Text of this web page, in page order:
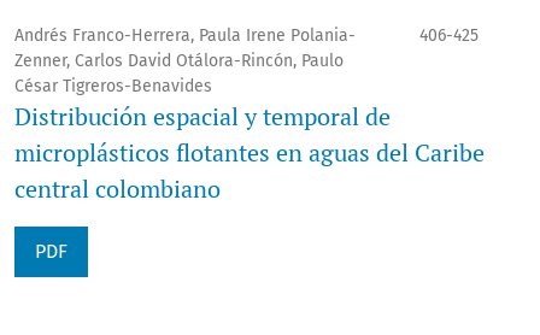
Andrés Franco-Herrera, Paula Irene Polania-
Zenner, Carlos David Otálora-Rincón, Paulo
César Tigreros-Benavides
406-425
Distribución espacial y temporal de
microplásticos flotantes en aguas del Caribe
central colombiano
PDF